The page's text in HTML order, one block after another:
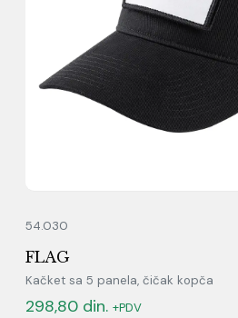
54.030
FLAG
Kačket sa 5 panela, čičak kopča
298,80 din. +PDV